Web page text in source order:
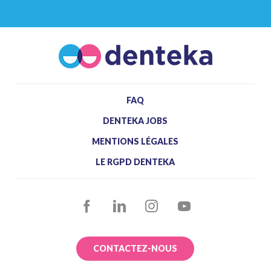
FAQ
DENTEKA JOBS
MENTIONS LÉGALES
LE RGPD DENTEKA
FACEBOOKLINKEDIN INSTAGRAM
CONTACTEZ-NOUS